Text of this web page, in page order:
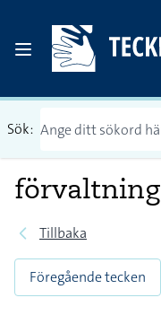
Sök:
förvaltning
Tillbaka
Föregående tecken